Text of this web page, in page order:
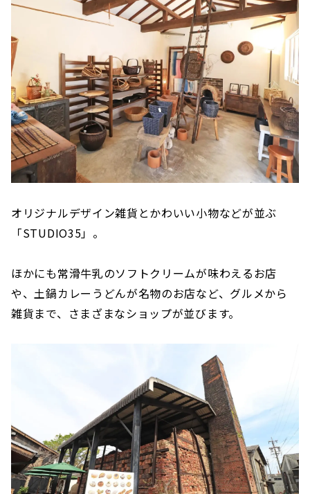
オリジナルデザイン雑貨とかわいい小物などが並ぶ
「STUDIO35」。
ほかにも常滑牛乳のソフトクリームが味わえるお店
や、土鍋カレーうどんが名物のお店など、グルメから
雑貨まで、さまざまなショップが並びます。